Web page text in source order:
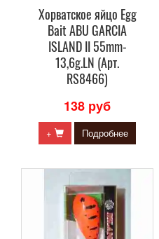
Хорватское яйцо Egg
Bait ABU GARCIA
ISLAND II 55mm-
13,6g.LN (Арт.
RS8466)
138 руб
+ Подробнее